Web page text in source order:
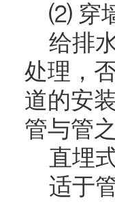
⑵ 穿
给排水
处理，
道的安
管与管
直埋
适于管